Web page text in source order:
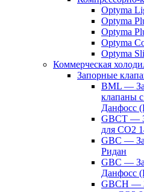
Optyma
Optyma
Optyma
Optyma
Optyma
Коммерческая
Запорные
BML —
клапаны
Данфосс
GBCT —
для CO2
GBC —
Ридан
GBC —
Данфосс
GBCH —